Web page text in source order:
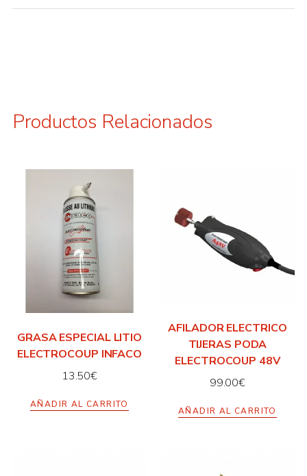
Productos Relacionados
GRASA ESPECIAL LITIO
ELECTROCOUP INFACO
13.50€
AÑADIR AL CARRITO
AFILADOR ELECTRICO
TIJERAS PODA
ELECTROCOUP 48V
99.00€
AÑADIR AL CARRITO